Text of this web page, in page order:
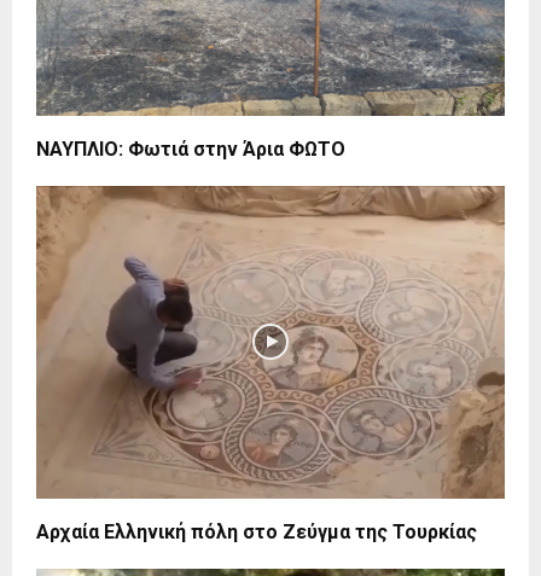
ΝΑΥΠΛΙΟ: Φωτιά στην Άρια ΦΩΤΟ
Αρχαία Ελληνική πόλη στο Ζεύγμα της Τουρκίας